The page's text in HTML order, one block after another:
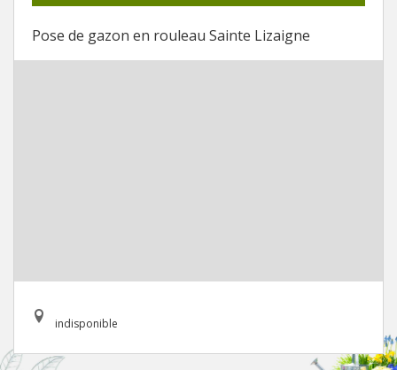
Pose de gazon en rouleau Sainte Lizaigne
indisponible